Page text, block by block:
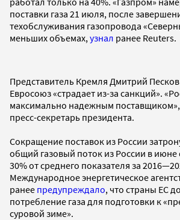
поставки газа 21 июля, после
техобслуживания газопровода
меньших объемах, узнал ранее Reuters.
Представитель Кремля Дмитрий Песков
Евросоюз «страдает из-за санкций».
максимально надежным
пресс-секретарь президента.
Сокращение поставок из России
общий газовый поток из России в июне
30% от среднего показателя за
Международное энергетическое
ранее предупреждало, что страны ЕС
потребление газа для подготовки к
суровой зиме».